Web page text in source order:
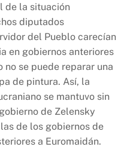
de la situación
diputados
del Pueblo carecían
en gobiernos anteriores
se puede reparar una
de pintura. Así, la
se mantuvo sin
de Zelensky
de los gobiernos de
a Euromaidán.